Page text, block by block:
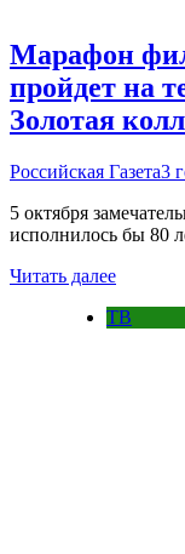
Марафон
пройдет на
Золотая
Российская Газета3
5 октября
исполнилось бы 80
Читать далее
ТВ